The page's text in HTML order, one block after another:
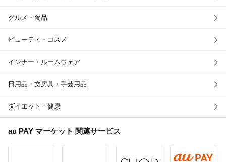
グルメ・食品
ビューティ・コスメ
インナー・ルームウェア
日用品・文房具・手芸用品
ダイエット・健康
au PAY マーケット 関連サービス